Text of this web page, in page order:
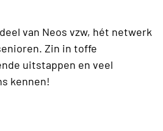
van Neos vzw, hét netwerk
Zin in toffe
uitstappen en veel
kennen!